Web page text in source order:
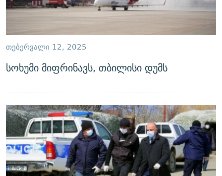
ᲗᲔᲑᲔᲠᲕᲐᲚᲘ 12, 2025
სოხუმი მიფრინავს, თბილისი დუმს